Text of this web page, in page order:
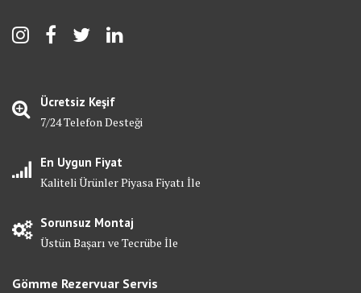
Ücretsiz Keşif
7/24 Telefon Desteği
En Uygun Fiyat
Kaliteli Ürünler Piyasa Fiyatı İle
Sorunsuz Montaj
Üstün Başarı ve Tecrübe İle
Gömme Rezervuar Servis